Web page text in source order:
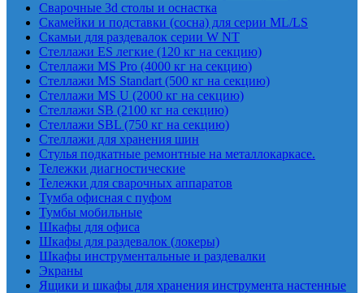
Сварочные 3d столы и оснастка
Скамейки и подставки (сосна) для серии ML/LS
Скамьи для раздевалок серии W NT
Стеллажи ES легкие (120 кг на секцию)
Стеллажи MS Pro (4000 кг на секцию)
Стеллажи MS Standart (500 кг на секцию)
Стеллажи MS U (2000 кг на секцию)
Стеллажи SB (2100 кг на секцию)
Стеллажи SBL (750 кг на секцию)
Стеллажи для хранения шин
Стулья подкатные ремонтные на металлокаркасе.
Тележки диагностические
Тележки для сварочных аппаратов
Тумба офисная с пуфом
Тумбы мобильные
Шкафы для офиса
Шкафы для раздевалок (локеры)
Шкафы инструментальные и раздевалки
Экраны
Ящики и шкафы для хранения инструмента настенные